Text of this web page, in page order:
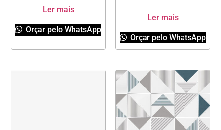
Ler mais
Orçar pelo WhatsApp
Ler mais
Orçar pelo WhatsApp